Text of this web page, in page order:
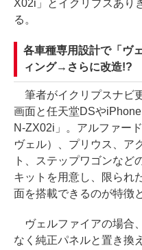
X02i」とイクリプスあり
る。
各車種専用設計で「ヴ
ィング→さらに改造!?
筆者がイクリプスナビ
画面と任天堂DSや
N-ZX02i」。アルファー
ヴェル）、プリウス、ア
ト、ステップワゴンなど
キットを用意し、限られ
面を搭載できるのが特徴
ヴェルファイアの場合
なく純正パネルと置き換